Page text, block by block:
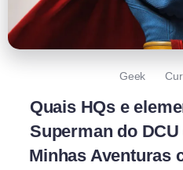
Geek
Quais HQs e
Superman do
Minhas Aventuras